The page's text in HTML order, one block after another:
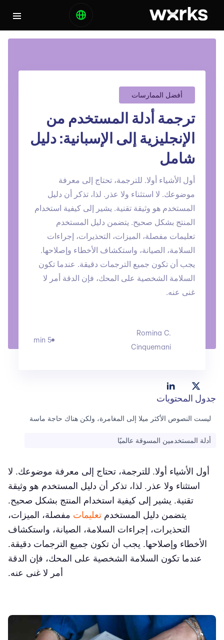
أفضل الممارسات
ترجمة أدلة المستخدم من
الإنجليزية إلى الإسبانية: دليل
شامل
أول الأشياء أولا. للترجمة، تحتاج إلى معرفة
موضوعك. لا استثناء ولا عذر. لذا، تذكر أن دليل
المستخدم هو وثيقة تقنية. يشير إلى كيفية استخدام
المنتج بشكل صحيح. يتضمن دليل المستخدم
تعليمات مفصلة، الميزات، التحذيرات، إجراءات
السلامة، الصيانة، واستكشاف الأخطاء وإصلاحها.
يجب أن تكون جميع الترجمات دقيقة. عندما تكون
السلامة الشخصية على المحك، فإن الدقة أمر لا
غنى عنه.
Romina C.
Cinquemani
5 min
جدول المحتويات
ليست النصوص الأكثر ميلا إلى المغامرة، ولكن هناك حاجة ماسة
أدلة المستخدمين المسوقة عالميًا
أول الأشياء أولا. للترجمة، تحتاج إلى معرفة موضوعك. لا
استثناء ولا عذر. لذا، تذكر أن دليل المستخدم هو وثيقة
تقنية. يشير إلى كيفية استخدام المنتج بشكل صحيح.
يتضمن دليل المستخدم تعليمات مفصلة، الميزات،
التحذيرات، إجراءات السلامة، الصيانة، واستكشاف
الأخطاء وإصلاحها. يجب أن تكون جميع الترجمات دقيقة.
عندما تكون السلامة الشخصية على المحك، فإن الدقة
أمر لا غنى عنه.